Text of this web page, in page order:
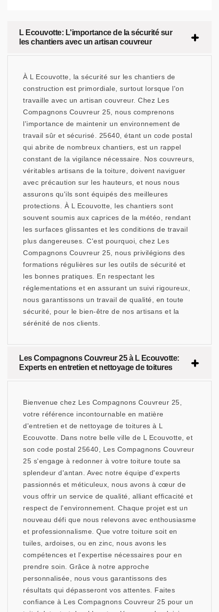
L Ecouvotte: L'importance de la sécurité sur
les chantiers avec un artisan couvreur
À L Ecouvotte, la sécurité sur les chantiers de
construction est primordiale, surtout lorsque l'on
travaille avec un artisan couvreur. Chez Les
Compagnons Couvreur 25, nous comprenons
l'importance de maintenir un environnement de
travail sûr et sécurisé. 25640, étant un code postal
qui abrite de nombreux chantiers, est un rappel
constant de la vigilance nécessaire. Nos couvreurs,
véritables artisans de la toiture, doivent naviguer
avec précaution sur les hauteurs, et nous nous
assurons qu'ils sont équipés des meilleures
protections. À L Ecouvotte, les chantiers sont
souvent soumis aux caprices de la météo, rendant
les surfaces glissantes et les conditions de travail
plus dangereuses. C'est pourquoi, chez Les
Compagnons Couvreur 25, nous privilégions des
formations régulières sur les outils de sécurité et
les bonnes pratiques. En respectant les
réglementations et en assurant un suivi rigoureux,
nous garantissons un travail de qualité, en toute
sécurité, pour le bien-être de nos artisans et la
sérénité de nos clients.
Les Compagnons Couvreur 25 à L Ecouvotte:
Experts en entretien et nettoyage de toitures
Bienvenue chez Les Compagnons Couvreur 25,
votre référence incontournable en matière
d'entretien et de nettoyage de toitures à L
Ecouvotte. Dans notre belle ville de L Ecouvotte, et
son code postal 25640, Les Compagnons Couvreur
25 s'engage à redonner à votre toiture toute sa
splendeur d'antan. Avec notre équipe d'experts
passionnés et méticuleux, nous avons à cœur de
vous offrir un service de qualité, alliant efficacité et
respect de l'environnement. Chaque projet est un
nouveau défi que nous relevons avec enthousiasme
et professionnalisme. Que votre toiture soit en
tuiles, ardoises, ou en zinc, nous avons les
compétences et l'expertise nécessaires pour en
prendre soin. Grâce à notre approche
personnalisée, nous vous garantissons des
résultats qui dépasseront vos attentes. Faites
confiance à Les Compagnons Couvreur 25 pour un